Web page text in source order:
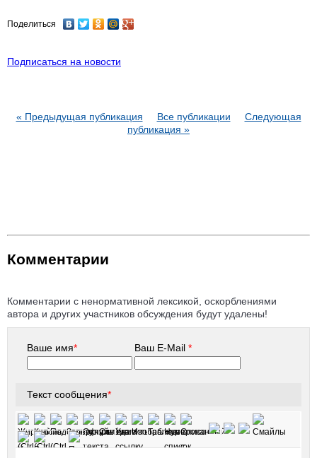
Поделиться
Подписаться на новости
« Предыдущая публикация Все публикации
Следующая
публикация »
Комментарии
Комментарии с ненормативной лексикой, оскорблениями
автора и других участников обсуждения будут удалены!
Ваше имя* Ваш E-Mail*
Текст сообщения*